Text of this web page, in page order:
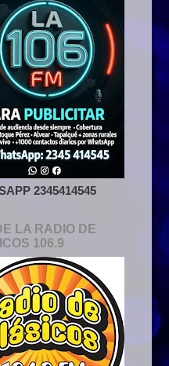
2345414545
LA RADIO DE
106.9